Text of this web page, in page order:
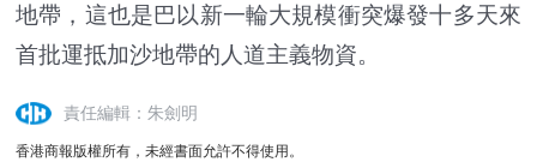
地帶，這也是巴以新一輪大規模衝突爆發十多天來
首批運抵加沙地帶的人道主義物資。
責任編輯：朱劍明
香港商報版權所有，未經書面允許不得使用。